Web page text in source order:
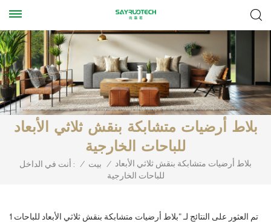
بلاط أرضيات متشابكة بنقش ثلاثي الأبعاد
للباحات الخارجية
أنت في الداخل : / بيت /
بلاط أرضيات متشابكة بنقش ثلاثي الأبعاد
للباحات الخارجية
1 تم العثور على النتائج لـ "بلاط أرضيات متشابكة بنقش ثلاثي الأبعاد للباحات